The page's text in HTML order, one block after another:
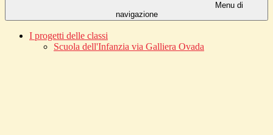
Menu di
navigazione
I progetti delle classi
Scuola dell'Infanzia via Galliera Ovada